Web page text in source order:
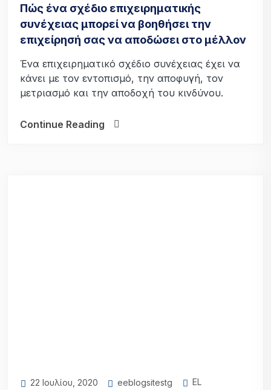
Πώς ένα σχέδιο επιχειρηματικής
συνέχειας μπορεί να βοηθήσει την
επιχείρησή σας να αποδώσει στο μέλλον
Ένα επιχειρηματικό σχέδιο συνέχειας έχει να
κάνει με τον εντοπισμό, την αποφυγή, τον
μετριασμό και την αποδοχή του κινδύνου.
Continue Reading
22 Ιουλίου, 2020 eeblogsitestg EL